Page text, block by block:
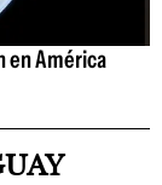
en América